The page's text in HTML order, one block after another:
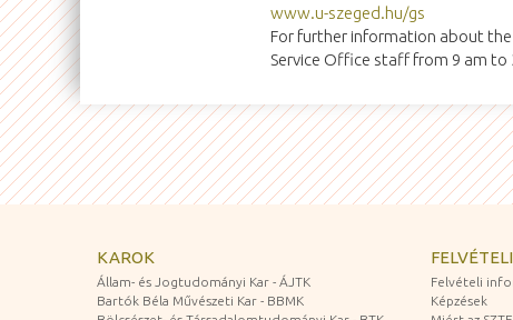
www.u-szeged.hu/gs
For further information about the
Service Office staff from 9 am to
KAROK
Állam- és Jogtudományi Kar - ÁJTK
Bartók Béla Művészeti Kar - BBMK
FELVÉTELI
Felvételi
Képzések